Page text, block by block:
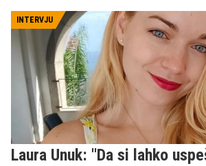
INTERVJU
Laura Unuk: ''Da si lahko